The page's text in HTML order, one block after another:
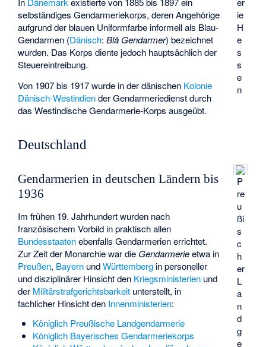
ie
H
e
s
s
e
n
selbständiges Gendarmeriekorps, deren Angehörige
aufgrund der blauen Uniformfarbe informell als Blau-
Gendarmen (Dänisch:Blå Gendarmer) bezeichnet
wurden. Das Korps diente jedoch hauptsächlich der
Steuereintreibung.
Von 1907 bis 1917 wurde in der dänischen Kolonie
Dänisch-Westindiender Gendarmeriedienst durch
dasWestindische Gendarmerie-Korps ausgeübt.
Deutschland
P
re
u
ßi
s
c
h
er
L
a
n
d
g
e
Gendarmerien in deutschen Ländern bis
1936
Im frühen 19. Jahrhundert wurden nach
französischem Vorbild in praktisch allen
Bundesstaatenebenfalls Gendarmerien errichtet.
Zur Zeit der Monarchie war die Gendarmerieetwa in
Preußen, Bayern undWürttemberg in personeller
und disziplinärer Hinsicht den Kriegsministerien und
der Militärstrafgerichtsbarkeit unterstellt, in
fachlicher Hinsicht den Innenministerien:
Königlich Preußische Landgendarmerie
Königlich Bayerisches Gendarmeriekorps